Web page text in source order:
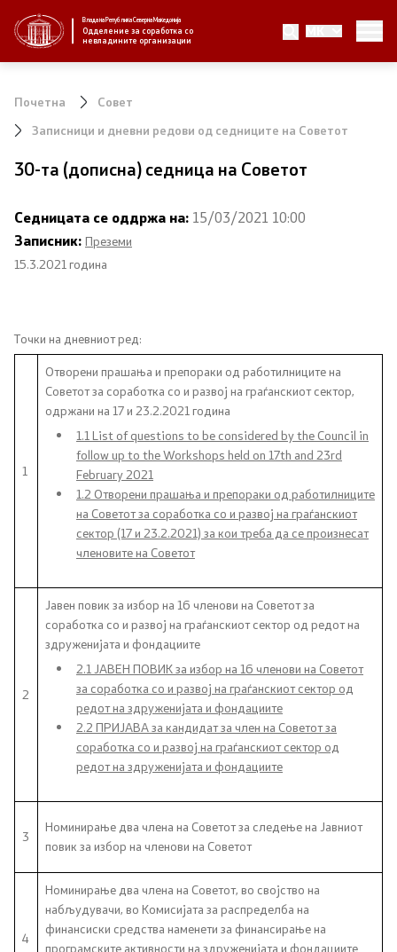
Влада на Република Северна Македонија
Одделение за соработка со
невладините организации
MK
За нас
Новости
Јавни повици
Стратегија
Стратегии по години
Спроведување на стратегија
Документи
Документи
Документи
Советот
Номинации
Контакт
Регистар
Основање на здружение
Почетна
Совет
Записници и дневни редови од седниците на Советот
30-та (дописна) седница на Советот
Седницата се оддржа на: 15/03/2021 10:00
Записник: Преземи
15.3.2021 година
Точки на дневниот ред:
1
Отворени прашања и препораки од работилниците на
Советот за соработка со и развој на граѓанскиот сектор,
одржани на 17 и 23.2.2021 година
1.1 List of questions to be considered by the Council in
follow up to the Workshops held on 17th and 23rd
February 2021
1.2 Отворени прашања и препораки од работилниците
на Советот за соработка со и развој на граѓанскиот
сектор (17 и 23.2.2021) за кои треба да се произнесат
членовите на Советот
2
Јавен повик за избор на 16 членови на Советот за
соработка со и развој на граѓанскиот сектор од редот на
здруженијата и фондациите
2.1 ЈАВЕН ПОВИК за избор на 16 членови на Советот
за соработка со и развој на граѓанскиот сектор од
редот на здруженијата и фондациите
2.2 ПРИЈАВА за кандидат за член на Советот за
соработка со и развој на граѓанскиот сектор од
редот на здруженијата и фондациите
3
Номинирање два члена на Советот за следење на Јавниот
повик за избор на членови на Советот
4
Номинирање два члена на Советот, во својство на
набљудувачи, во Комисијата за распределба на
финансиски средства наменети за финансирање на
програмските активности на здруженијата и фондациите